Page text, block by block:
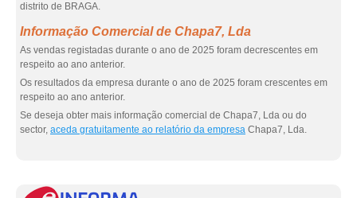
distrito de BRAGA.
Informação Comercial de Chapa7, Lda
As vendas registadas durante o ano de 2025 foram decrescentes em
respeito ao ano anterior.
Os resultados da empresa durante o ano de 2025 foram crescentes em
respeito ao ano anterior.
Se deseja obter mais informação comercial de Chapa7, Lda ou do
sector, aceda gratuitamente ao relatório da empresa Chapa7, Lda.